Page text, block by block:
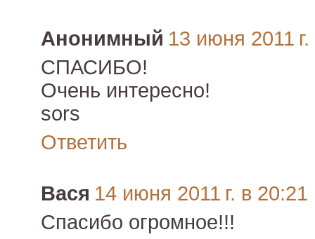
Анонимный 13 июня 2011
СПАСИБО!
Очень интересно!
sors
Ответить
Вася 14 июня 2011 г. в 20:21
Спасибо огромное!!!